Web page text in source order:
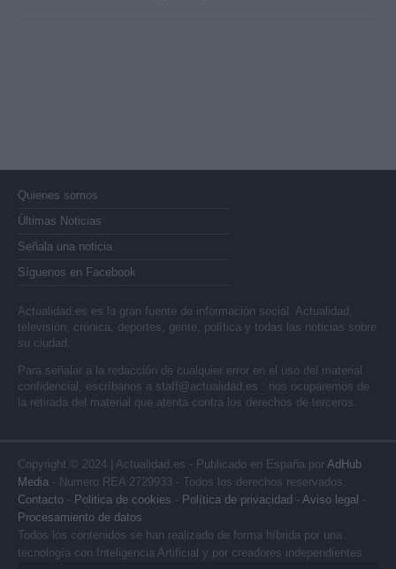
Quienes somos
Últimas Noticias
Señala una noticia
Síguenos en Facebook
Actualidad.es es la gran fuente de información social. Actualidad,
televisión, crónica, deportes, gente, política y todas las noticias sobre
su ciudad.
Para señalar a la redacción de cualquier error en el uso del material
confidencial, escríbanos a staff@actualidad.es : nos ocuparemos de
la retirada del material que atenta contra los derechos de terceros.
Copyright © 2024 | Actualidad.es - Publicado en España por AdHub
Media - Numero REA 2729933 - Todos los derechos reservados.
Contacto - Politica de cookies - Política de privacidad - Aviso legal -
Procesamiento de datos
Todos los contenidos se han realizado de forma híbrida por una
tecnología con Inteligencia Artificial y por creadores independientes